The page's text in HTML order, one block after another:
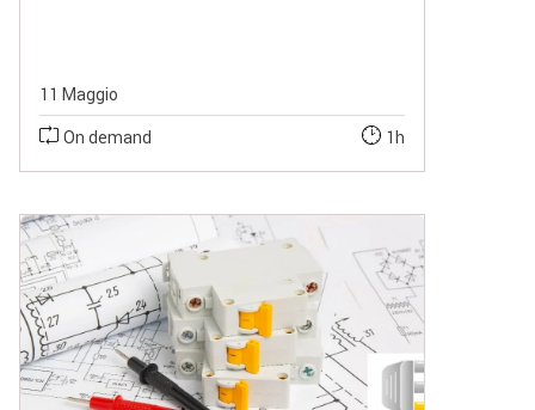
11 Maggio
On demand
1h